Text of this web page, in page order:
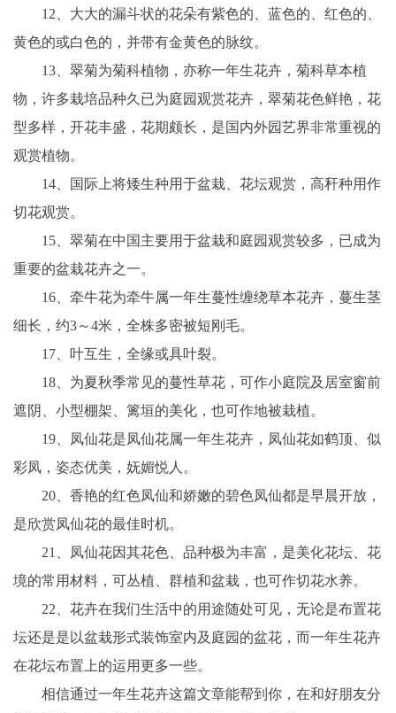
12、大大的漏斗状的花朵有紫色的、蓝色的、红色的、
黄色的或白色的，并带有金黄色的脉纹。
13、翠菊为菊科植物，亦称一年生花卉，菊科草本植
物，许多栽培品种久已为庭园观赏花卉，翠菊花色鲜艳，花
型多样，开花丰盛，花期颇长，是国内外园艺界非常重视的
观赏植物。
14、国际上将矮生种用于盆栽、花坛观赏，高秆种用作
切花观赏。
15、翠菊在中国主要用于盆栽和庭园观赏较多，已成为
重要的盆栽花卉之一。
16、牵牛花为牵牛属一年生蔓性缠绕草本花卉，蔓生茎
细长，约3～4米，全株多密被短刚毛。
17、叶互生，全缘或具叶裂。
18、为夏秋季常见的蔓性草花，可作小庭院及居室窗前
遮阴、小型棚架、篱垣的美化，也可作地被栽植。
19、凤仙花是凤仙花属一年生花卉，凤仙花如鹤顶、似
彩凤，姿态优美，妩媚悦人。
20、香艳的红色凤仙和娇嫩的碧色凤仙都是早晨开放，
是欣赏凤仙花的最佳时机。
21、凤仙花因其花色、品种极为丰富，是美化花坛、花
境的常用材料，可丛植、群植和盆栽，也可作切花水养。
22、花卉在我们生活中的用途随处可见，无论是布置花
坛还是是以盆栽形式装饰室内及庭园的盆花，而一年生花卉
在花坛布置上的运用更多一些。
相信通过一年生花卉这篇文章能帮到你，在和好朋友分